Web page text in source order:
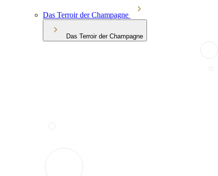
Das Terroir der Champagne
Das Terroir der Champagne